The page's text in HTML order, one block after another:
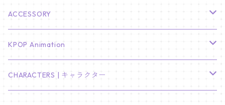
J-HOPE
S.COUPS
ジョンハン
Stray Kids
バンチャン
リノ
TXT
ヨンジュン
ENHYPEN
ミニ壁掛けカレンダー
韓国語単語カード
プレミアム写真集
ステッカー&粘着メモ紙セット
Light Stick Pouch
BT21
Stray Kids
MANIAC ENCORE
SKZOO
01/01 WINTER
01/16 SEUNGKWAN
02/01 DOYOUNG
ACCESSORY
PIERCE
EARRING
KPOP Animation
KPop Demon Hunters
CHARACTERS | キャラクター